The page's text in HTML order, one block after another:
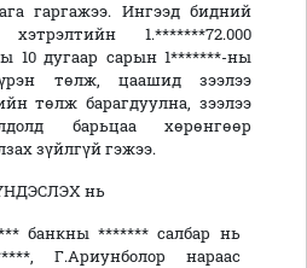
гаргажээ. Ингээд бидний
1.*******72.000
10 дугаар сарын 1*******-ны
төлж, цаашид зээлээ
төлж барагдуулна, зээлээ
барьцаа хөрөнгөөр
зүйлгүй гэжээ.
нь
банкны ******* салбар нь
Г.Ариунболор нараас